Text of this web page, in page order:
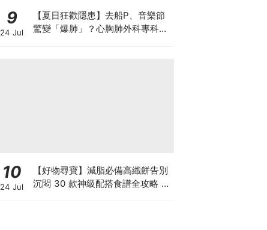
9
24 Jul
【夏日狂歡隱患】去船P、音樂節
驚變「爆肺」？心胸肺外科專科醫
10
24 Jul
【好物尋寶】減脂必備高纖餅告別
沉悶 30 款神級配搭食譜全攻略 日